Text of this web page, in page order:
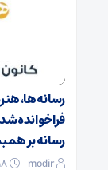
رسانه‌ها،
فراخوانده
رسانه بر
modir